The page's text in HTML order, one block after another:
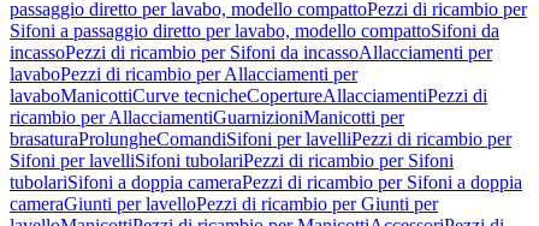
passaggio diretto per lavabo, modello compattoPezzi di ricambio per
Sifoni a passaggio diretto per lavabo, modello compattoSifoni da
incassoPezzi di ricambio per Sifoni da incassoAllacciamenti per
lavaboPezzi di ricambio per Allacciamenti per
lavaboManicottiCurve tecnicheCopertureAllacciamentiPezzi di
ricambio per AllacciamentiGuarnizioniManicotti per
brasaturaProlungheComandiSifoni per lavelliPezzi di ricambio per
Sifoni per lavelliSifoni tubolariPezzi di ricambio per Sifoni
tubolariSifoni a doppia cameraPezzi di ricambio per Sifoni a doppia
cameraGiunti per lavelloPezzi di ricambio per Giunti per